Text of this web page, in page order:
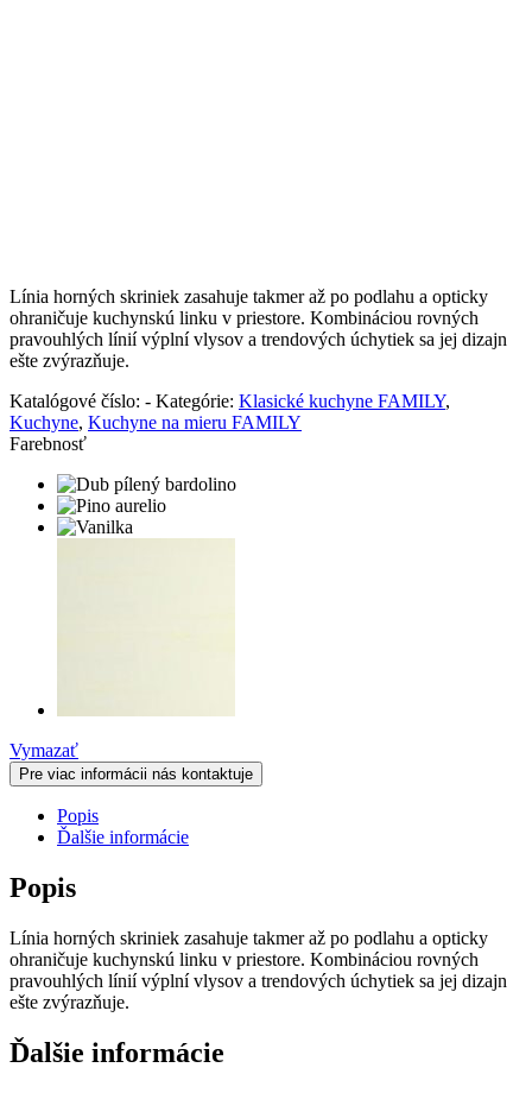
Línia horných skriniek zasahuje takmer až po podlahu a opticky
ohraničuje kuchynskú linku v priestore. Kombináciou rovných
pravouhlých línií výplní vlysov a trendových úchytiek sa jej dizajn
ešte zvýrazňuje.
Katalógové číslo: - Kategórie: Klasické kuchyne FAMILY,
Kuchyne, Kuchyne na mieru FAMILY
Farebnosť
Vymazať
Pre viac informácii nás kontaktuje
Popis
Ďalšie informácie
Popis
Línia horných skriniek zasahuje takmer až po podlahu a opticky
ohraničuje kuchynskú linku v priestore. Kombináciou rovných
pravouhlých línií výplní vlysov a trendových úchytiek sa jej dizajn
ešte zvýrazňuje.
Ďalšie informácie